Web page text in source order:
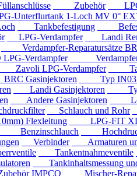
Zubehör
1-Loch MV 0°
Tankbefestigung
LPG-Verdampfer Landi
Verdampfer-Reparatursätze
Verdampfer Verdampfer-
Zavoli LPG-Verdampfer
Gasinjektoren Typ IN03
Landi Gasinjektoren Typ
Andere Gasinjektoren
Schlauch und Rohr
Flexleitung LPG-FIT XD-
Benzinschlauch
Verbinder Armaturen
Tankentnahmeventile
Tankinhaltsmessung
IMPCO Mischer-